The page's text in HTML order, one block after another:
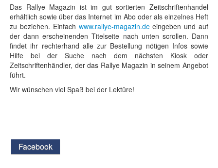
Das Rallye Magazin ist im gut sortierten Zeitschriftenhandel
erhältlich sowie über das Internet im Abo oder als einzelnes Heft
zu beziehen. Einfach www.rallye-magazin.deeingeben und auf
der dann erscheinenden Titelseite nach unten scrollen. Dann
findet ihr rechterhand alle zur Bestellung nötigen Infos sowie
Hilfe bei der Suche nach dem nächsten Kiosk oder
Zeitschriftenhändler, der das Rallye Magazin in seinem Angebot
führt.
Wir wünschen viel Spaß bei der Lektüre!
Facebook